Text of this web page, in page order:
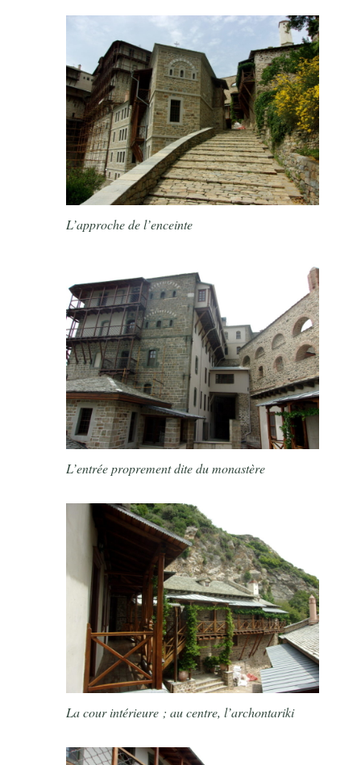
L’approche de l’enceinte
L’entrée proprement dite du monastère
La cour intérieure ; au centre, l’archontariki